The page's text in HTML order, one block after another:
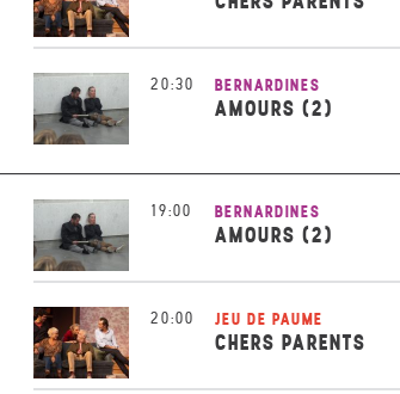
20:30 BERNARDINES
AMOURS (2)
19:00 BERNARDINES
AMOURS (2)
20:00 JEU DE PAUME
CHERS PARENTS